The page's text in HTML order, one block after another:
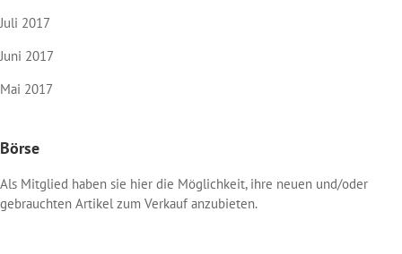
Juli 2017
Juni 2017
Mai 2017
Börse
Als Mitglied haben sie hier die Möglichkeit, ihre neuen und/oder
gebrauchten Artikel zum Verkauf anzubieten.